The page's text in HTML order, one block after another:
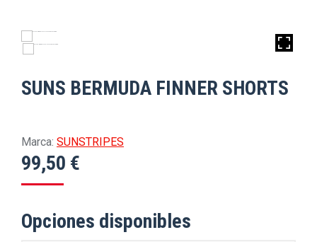
SUNS BERMUDA FINNER SHORTS
Marca: SUNSTRIPES
99,50 €
Opciones disponibles